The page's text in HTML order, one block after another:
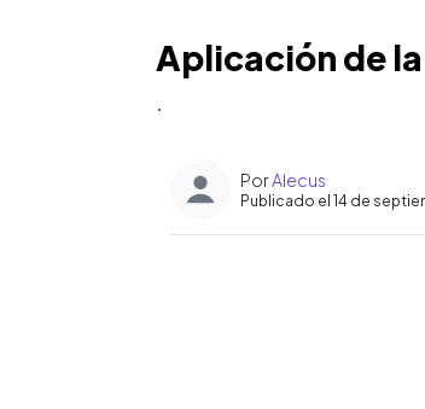
Aplicación de
.
PorAlecus
Publicado el 14 de